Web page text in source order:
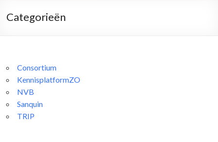
Categorieën
Consortium
KennisplatformZO
NVB
Sanquin
TRIP